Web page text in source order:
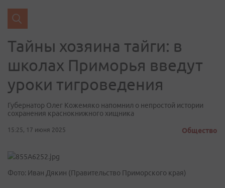
Тайны хозяина тайги: в
школах Приморья введут
уроки тигроведения
Губернатор Олег Кожемяко напомнил о непростой истории
сохранения краснокнижного хищника
15:25, 17 июня 2025 Общество
Фото: Иван Дякин (Правительство Приморского края)